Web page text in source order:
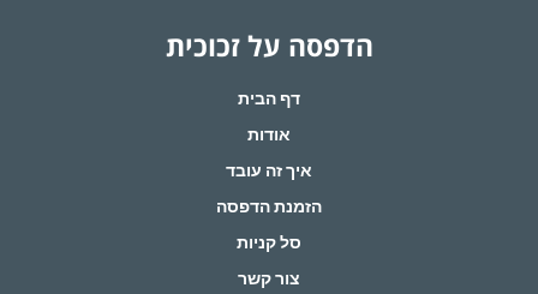
הדפסה על זכוכית
דף הבית
אודות
איך זה עובד
הזמנת הדפסה
סל קניות
צור קשר